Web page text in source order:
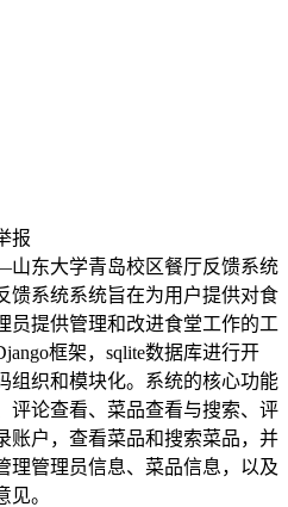
报
东大学青岛校区餐厅反馈系统
馈系统系统旨在为用户提供对食
员提供管理和改进食堂工作的工
框架，sqlite数据库进行开
组织和模块化。系统的核心功能
评论查看、菜品查看与搜索、评
账户，查看菜品和搜索菜品，并
理管理员信息、菜品信息，以及
。